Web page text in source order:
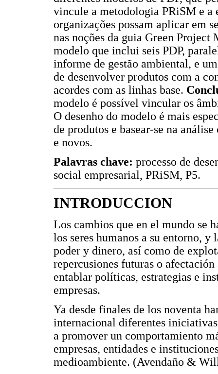
vincule a metodologia PRiSM e a
organizações possam aplicar em
nas noções da guia Green Project
modelo que inclui seis PDP,
informe de gestão ambiental, e
de desenvolver produtos com a
acordes com as linhas base.
modelo é possível vincular os
O desenho do modelo é mais
de produtos e basear-se na
e novos.
Palavras chave: processo de
social empresarial, PRiSM, P5.
INTRODUCCION
Los cambios que en el mundo se
los seres humanos a su entorno,
poder y dinero, así como de
repercusiones futuras o
entablar políticas, estrategias e
empresas.
Ya desde finales de los noventa
internacional diferentes
a promover un comportamiento
empresas, entidades e
medioambiente. (Avendaño &